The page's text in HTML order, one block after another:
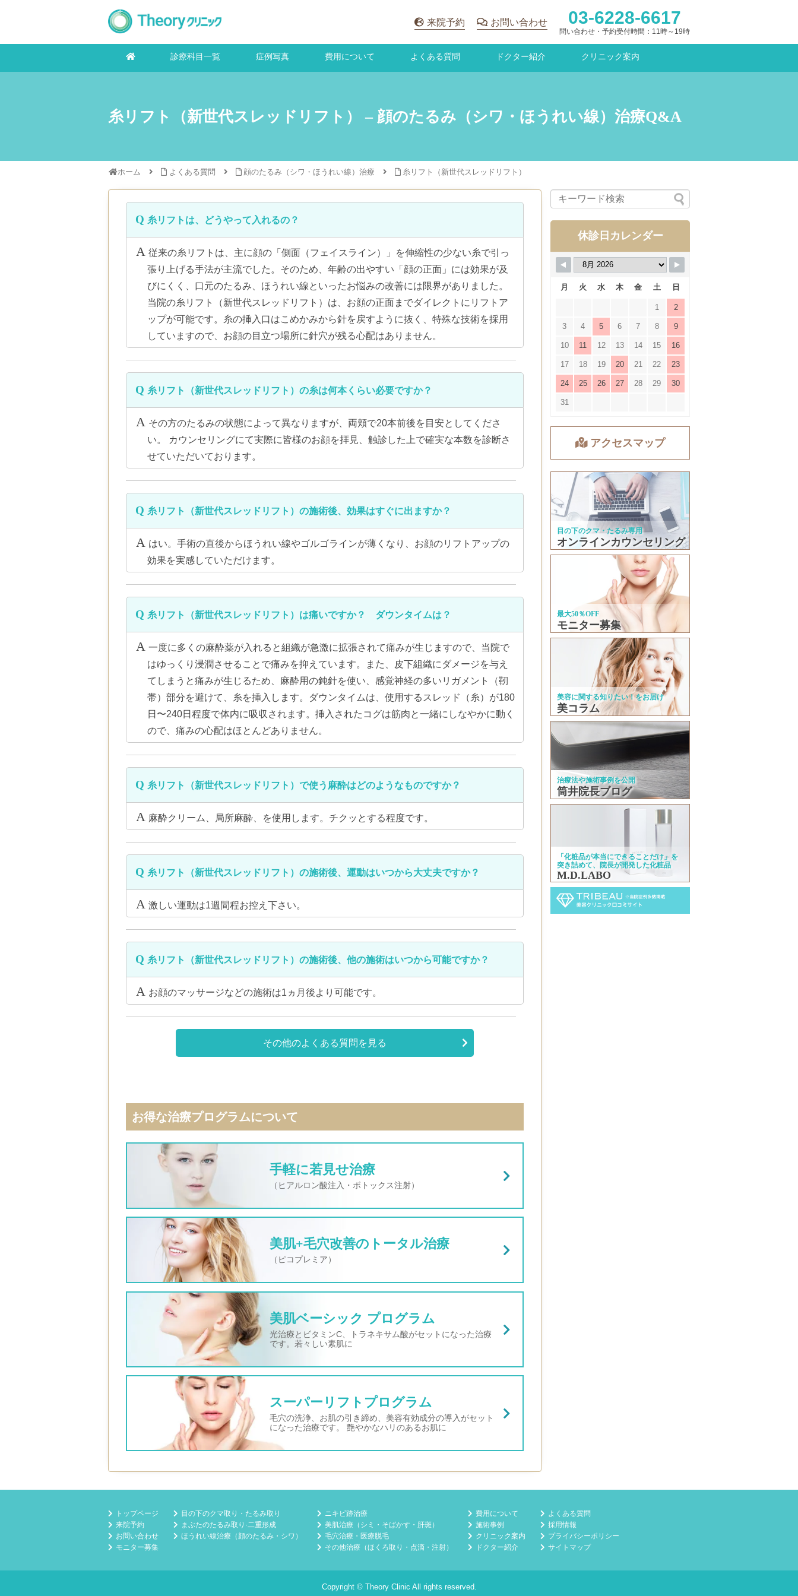
来院予約 お問い合わせ 03-6228-6617
問い合わせ・予約受付時間：11時～19時
診療科目一覧 症例写真 費用について よくある質問 ドクター紹介 クリニック案内
糸リフト（新世代スレッドリフト） – 顔のたるみ（シワ・ほうれい線）治療Q&A
ホーム よくある質問 顔のたるみ（シワ・ほうれい線）治療 糸リフト（新世代スレッドリフト）
糸リフトは、どうやって入れるの？
従来の糸リフトは、主に顔の「側面（フェイスライン）」を伸縮性の少ない糸で引っ
張り上げる手法が主流でした。そのため、年齢の出やすい「顔の正面」には効果が及
びにくく、口元のたるみ、ほうれい線といったお悩みの改善には限界がありました。
当院の糸リフト（新世代スレッドリフト）は、お顔の正面までダイレクトにリフトア
ップが可能です。糸の挿入口はこめかみから針を戻すように抜く、特殊な技術を採用
していますので、お顔の目立つ場所に針穴が残る心配はありません。
糸リフト（新世代スレッドリフト）の糸は何本くらい必要ですか？
その方のたるみの状態によって異なりますが、両頬で20本前後を目安としてくださ
い。 カウンセリングにて実際に皆様のお顔を拝見、触診した上で確実な本数を診断さ
せていただいております。
糸リフト（新世代スレッドリフト）の施術後、効果はすぐに出ますか？
はい。手術の直後からほうれい線やゴルゴラインが薄くなり、お顔のリフトアップの
効果を実感していただけます。
糸リフト（新世代スレッドリフト）は痛いですか？ ダウンタイムは？
一度に多くの麻酔薬が入れると組織が急激に拡張されて痛みが生じますので、当院で
はゆっくり浸潤させることで痛みを抑えています。また、皮下組織にダメージを与え
てしまうと痛みが生じるため、麻酔用の鈍針を使い、感覚神経の多いリガメント（靭
帯）部分を避けて、糸を挿入します。ダウンタイムは、使用するスレッド（糸）が180
日〜240日程度で体内に吸収されます。挿入されたコグは筋肉と一緒にしなやかに動く
ので、痛みの心配はほとんどありません。
糸リフト（新世代スレッドリフト）で使う麻酔はどのようなものですか？
麻酔クリーム、局所麻酔、を使用します。チクッとする程度です。
糸リフト（新世代スレッドリフト）の施術後、運動はいつから大丈夫ですか？
激しい運動は1週間程お控え下さい。
糸リフト（新世代スレッドリフト）の施術後、他の施術はいつから可能ですか？
お顔のマッサージなどの施術は1ヵ月後より可能です。
その他のよくある質問を見る
お得な治療プログラムについて
手軽に若見せ治療
（ヒアルロン酸注入・ボトックス注射）
美肌+毛穴改善のトータル治療
（ピコプレミア）
美肌ベーシック プログラム
光治療とビタミンC、トラネキサム酸がセットになった治療
です。若々しい素肌に
スーパーリフトプログラム
毛穴の洗浄、お肌の引き締め、美容有効成分の導入がセット
になった治療です。 艶やかなハリのあるお肌に
休診日カレンダー
月 火 水 木 金 土 日
1 2
3 4 5 6 7 8 9
10 11 12 13 14 15 16
17 18 19 20 21 22 23
24 25 26 27 28 29 30
31
アクセスマップ
目の下のクマ・たるみ専用
オンラインカウンセリング
最大50％OFF
モニター募集
美容に関する知りたい！をお届け
美コラム
治療法や施術事例を公開
筒井院長ブログ
「化粧品が本当にできることだけ」を
突き詰めて、院長が開発した化粧品
M.D.LABO
トップページ
来院予約
お問い合わせ
モニター募集
目の下のクマ取り・たるみ取り
まぶたのたるみ取り·二重形成
ほうれい線治療（顔のたるみ・シワ）
ニキビ跡治療
美肌治療（シミ・そばかす・肝斑）
毛穴治療・医療脱毛
その他治療（ほくろ取り・点滴・注射）
費用について
施術事例
クリニック案内
ドクター紹介
よくある質問
採用情報
プライバシーポリシー
サイトマップ
Copyright © Theory Clinic All rights reserved.